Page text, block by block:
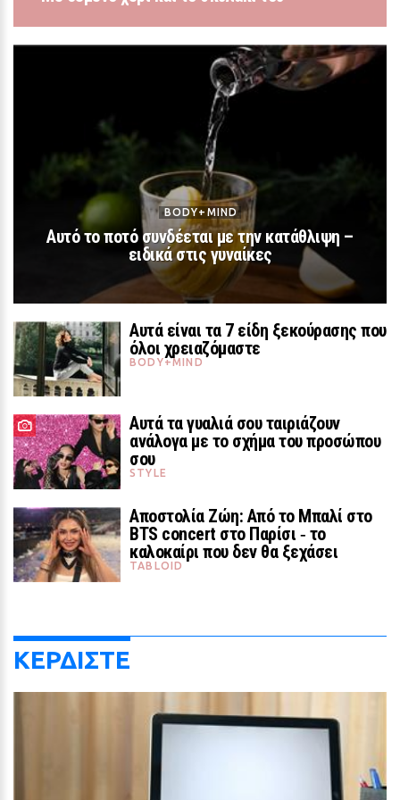
Ποια χώρα είναι η πιο ασφαλής για
να ζει μια γυναίκα; Η παγκόσμια
λίστα που αλλάζει όσα ξέραμε
ΘΕΜΑΤΑ
Πώς ο Τζακ Νίκολσον έβγαλε μια
περιουσία από τον Batman
22 / 30
BODY+MIND
Αυτό το ποτό συνδέεται με την κατάθλιψη –
ειδικά στις γυναίκες
Αυτά είναι τα 7 είδη ξεκούρασης που
όλοι χρειαζόμαστε
BODY+MIND
Αυτά τα γυαλιά σου ταιριάζουν
ανάλογα με το σχήμα του προσώπου
σου
STYLE
Αποστολία Ζώη: Από το Μπαλί στο
BTS concert στο Παρίσι ‑ το
καλοκαίρι που δεν θα ξεχάσει
TABLOID
ΚΕΡΔΙΣΤΕ